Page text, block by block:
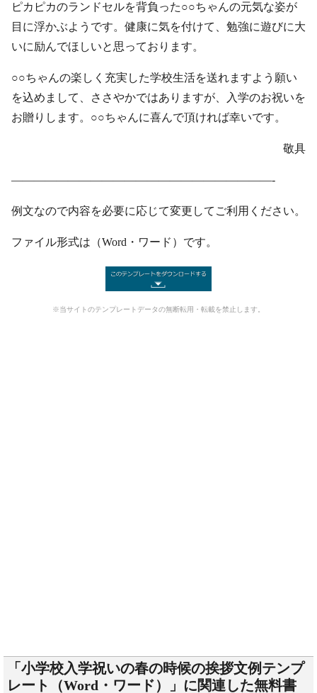
ピカピカのランドセルを背負った○○ちゃんの元気な姿が
目に浮かぶようです。健康に気を付けて、勉強に遊びに大
いに励んでほしいと思っております。
○○ちゃんの楽しく充実した学校生活を送れますよう願い
を込めまして、ささやかではありますが、入学のお祝いを
お贈りします。○○ちゃんに喜んで頂ければ幸いです。
敬具
———————————————————————-
例文なので内容を必要に応じて変更してご利用ください。
ファイル形式は（Word・ワード）です。
※当サイトのテンプレートデータの無断転用・転載を禁止します。
「小学校入学祝いの春の時候の挨拶文例テンプ
レート（Word・ワード）」に関連した無料書